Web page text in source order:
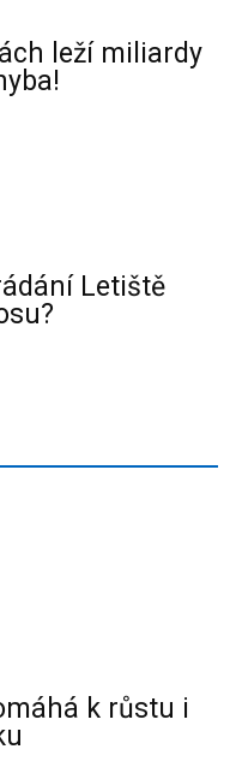
leží miliardy
Letiště
k růstu i